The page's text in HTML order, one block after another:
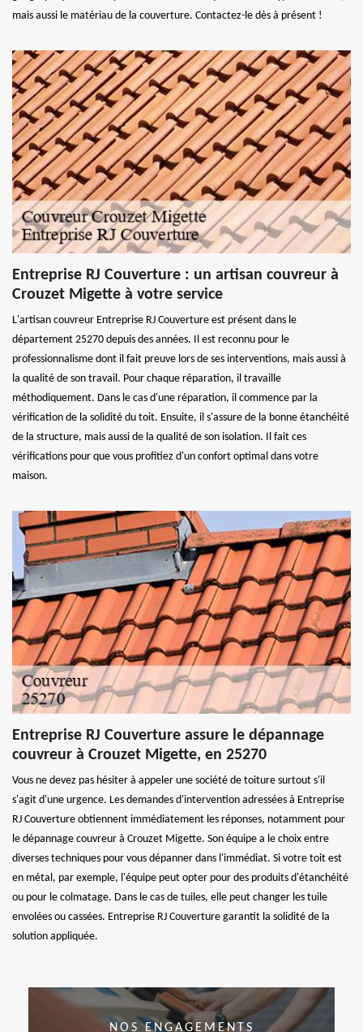
mais aussi le matériau de la couverture. Contactez-le dès à présent !
Entreprise RJ Couverture : un artisan couvreur à
Crouzet Migette à votre service
L'artisan couvreur Entreprise RJ Couverture est présent dans le
département 25270 depuis des années. Il est reconnu pour le
professionnalisme dont il fait preuve lors de ses interventions, mais aussi à
la qualité de son travail. Pour chaque réparation, il travaille
méthodiquement. Dans le cas d'une réparation, il commence par la
vérification de la solidité du toit. Ensuite, il s'assure de la bonne étanchéité
de la structure, mais aussi de la qualité de son isolation. Il fait ces
vérifications pour que vous profitiez d'un confort optimal dans votre
maison.
Entreprise RJ Couverture assure le dépannage
couvreur à Crouzet Migette, en 25270
Vous ne devez pas hésiter à appeler une société de toiture surtout s'il
s'agit d'une urgence. Les demandes d'intervention adressées à Entreprise
RJ Couverture obtiennent immédiatement les réponses, notamment pour
le dépannage couvreur à Crouzet Migette. Son équipe a le choix entre
diverses techniques pour vous dépanner dans l'immédiat. Si votre toit est
en métal, par exemple, l'équipe peut opter pour des produits d'étanchéité
ou pour le colmatage. Dans le cas de tuiles, elle peut changer les tuile
envolées ou cassées. Entreprise RJ Couverture garantit la solidité de la
solution appliquée.
NOS ENGAGEMENTS